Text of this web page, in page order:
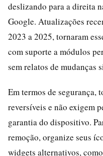
deslizando para a direita
Google. Atualizações
2023 a 2025, tornaram
com suporte a módulos
sem relatos de mudanças
Em termos de segurança,
reversíveis e não exigem
garantia do dispositivo.
remoção, organize seus
widgets alternativos,